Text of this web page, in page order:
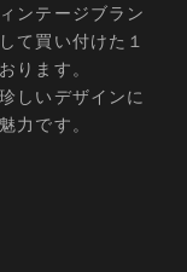
ンテージブラン
て買い付けた１
ります。
しいデザインに
力です。